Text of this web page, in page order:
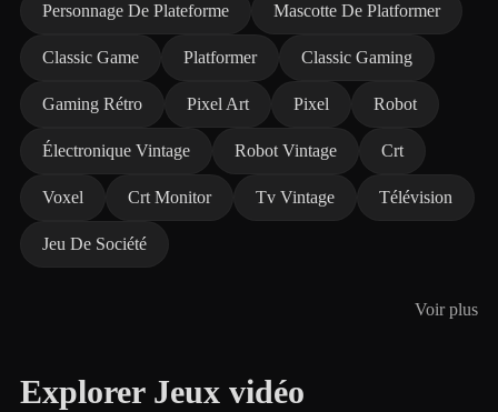
Personnage De Plateforme Mascotte De Platformer
Classic Game Platformer Classic Gaming
Gaming Rétro Pixel Art Pixel Robot
Électronique Vintage Robot Vintage Crt
Voxel Crt Monitor Tv Vintage Télévision
Jeu De Société
Voir plus
Explorer Jeux vidéo